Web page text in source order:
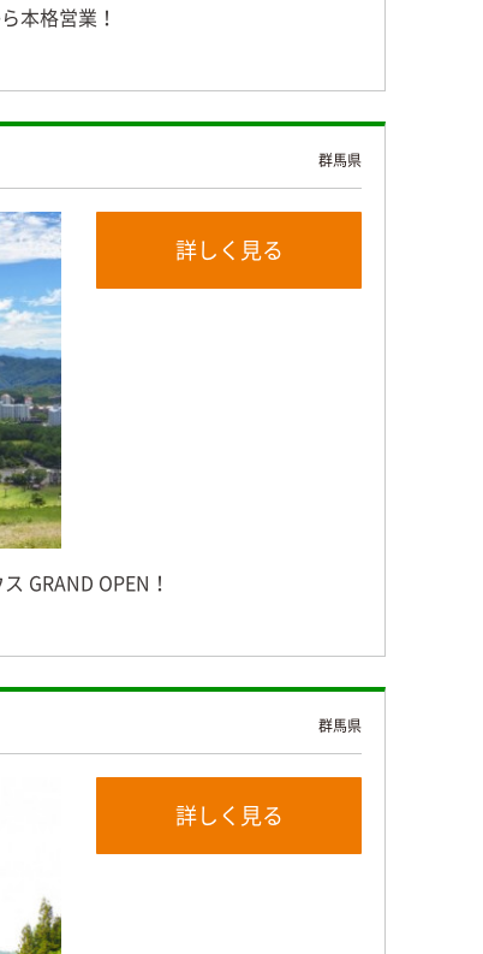
本格営業！
群馬県
詳しく見る
GRAND OPEN！
群馬県
詳しく見る